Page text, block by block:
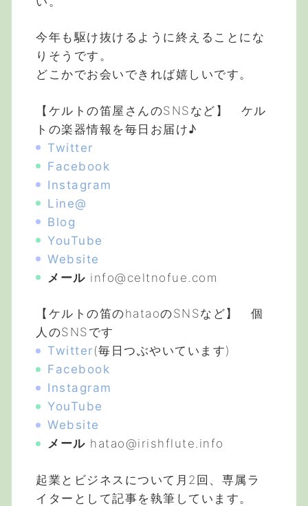
今年も駆け抜けるように終えることにな
りそうです。
どこかでお会いできれば嬉しいです。
【ケルトの笛屋さんのSNSなど】 ケル
トの楽器情報を毎日お届け♪
Twitter
Facebook
Instagram
Line@
Blog
YouTube
Website
メール info@celtnofue.com
【ケルトの笛のhataoのSNSなど】 個
人のSNSです
Twitter (毎日つぶやいています)
Facebook
Instagram
YouTube
Website
メール hatao@irishflute.info
起業とビジネスについて月2回、専属ラ
イターとして記事を執筆しています。